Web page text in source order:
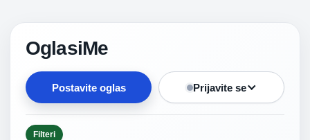
OglasiMe
Postavite oglas Prijavite se
Filteri